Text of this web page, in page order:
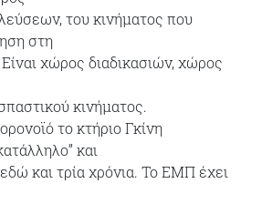
του κινήματος που
στη
χώρος διαδικασιών, χώρος
κινήματος.
το κτήριο Γκίνη
και
και τρία χρόνια. Το ΕΜΠ έχει